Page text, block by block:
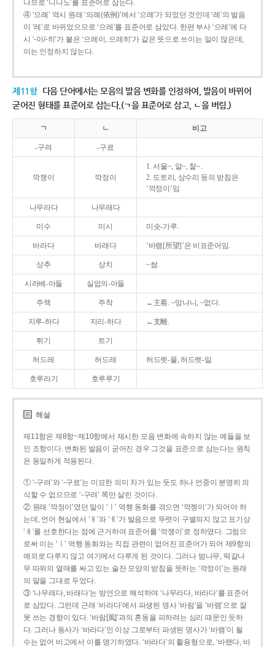
나므로 ‘니나노’를 표준어로 삼는다.
④ ‘으례’ 역시 원래 ‘의례(依例)’에서 ‘으례’가 되었던 것인데 ‘례’의 발음
이 ‘레’로 바뀌었으므로 ‘으레’를 표준어로 삼았다. 한편 부사 ‘으레’에 다
시 ‘-이/-히’가 붙은 ‘으레이, 으레히’가 같은 뜻으로 쓰이는 일이 많은데,
이는 인정하지 않는다.
제11항 다음 단어에서는 모음의 발음 변화를 인정하여, 발음이 바뀌어
굳어진 형태를 표준어로 삼는다.(ㄱ을 표준어로 삼고, ㄴ을 버림.)
ㄱ ㄴ 비고
-구려 -구료
깍쟁이 깍정이
1. 서울~, 알~, 찰~.
2. 도토리, 상수리 등의 받침은
‘깍정이’임.
나무라다 나무래다
미수 미시 미숫-가루.
바라다 바래다 ‘바램[所望]’은 비표준어임.
상추 상치 ~쌈.
시러베-아들 실업의-아들
주책 주착 ←主着. ~망나니, ~없다.
지루-하다 지리-하다 ←支離.
튀기 트기
허드레 허드래 허드렛-물, 허드렛-일.
호루라기 호루루기
해설
제11항은 제8항~제10항에서 제시한 모음 변화에 속하지 않는 예들을 보
인 조항이다. 변화된 발음이 굳어진 경우 그것을 표준으로 삼는다는 원칙
은 동일하게 적용된다.
① ‘-구려’와 ‘-구료’는 미묘한 의미 차가 있는 듯도 하나 언중이 분명히 의
식할 수 없으므로 ‘-구려’ 쪽만 살린 것이다.
② 원래 ‘깍정이’였던 말이 ‘ㅣ’ 역행 동화를 겪으면 ‘깍젱이’가 되어야 하
는데, 언어 현실에서 ‘ㅐ’와 ‘ㅔ’가 발음으로 뚜렷이 구별되지 않고 표기상
‘ㅐ’를 선호한다는 점에 근거하여 표준어를 ‘깍쟁이’로 정하였다. 그럼으
로써 이는 ‘ㅣ’ 역행 동화와는 직접 관련이 없어진 표준어가 되어 제9항의
예외로 다루지 않고 여기에서 다루게 된 것이다. 그러나 밤나무, 떡갈나
무 따위의 열매를 싸고 있는 술잔 모양의 받침을 뜻하는 ‘깍정이’는 원래
의 말을 그대로 두었다.
③ ‘나무래다, 바래다’는 방언으로 해석하여 ‘나무라다, 바라다’를 표준어
로 삼았다. 그런데 근래 ‘바라다’에서 파생된 명사 ‘바람’을 ‘바램’으로 잘
못 쓰는 경향이 있다. ‘바람[風]’과의 혼동을 피하려는 심리 때문인 듯하
다. 그러나 동사가 ‘바라다’인 이상 그로부터 파생된 명사가 ‘바램’이 될
수는 없어 비고에서 이를 명기하였다. ‘바라다’의 활용형으로, ‘바랬다, 바